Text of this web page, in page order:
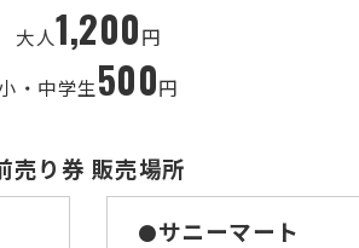
大人1,200円
・中学生500円
売り券 販売場所
●サニーマート